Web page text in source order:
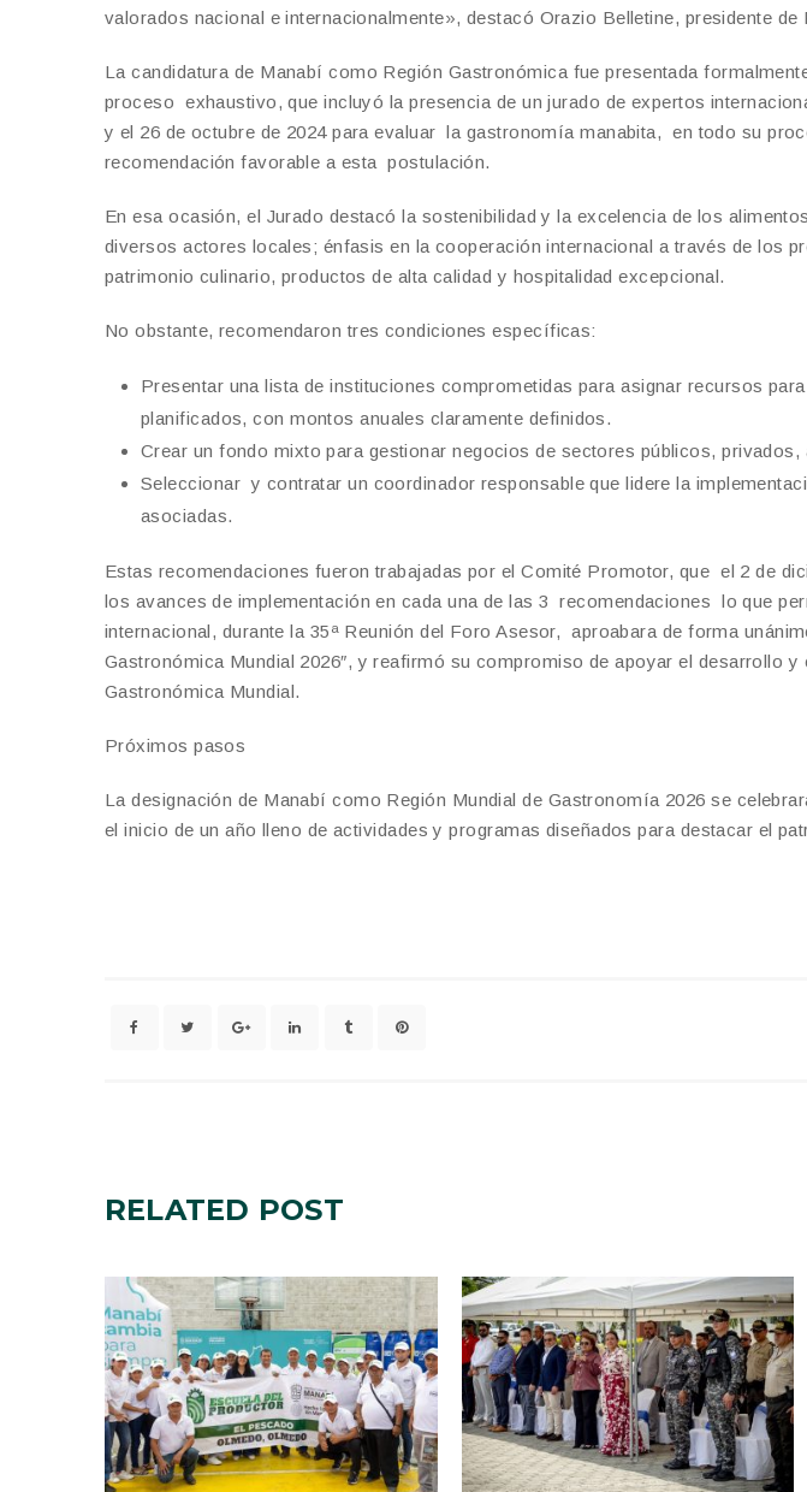
valorados nacional e internacionalmente», destacó Orazio Belletine, presidente de
La candidatura de Manabí como Región Gastronómica fue presentada
proceso exhaustivo, que incluyó la presencia de un jurado de expertos
y el 26 de octubre de 2024 para evaluar la gastronomía manabita, en todo su
recomendación favorable a esta postulación.
En esa ocasión, el Jurado destacó la sostenibilidad y la excelencia de los
diversos actores locales; énfasis en la cooperación internacional a través de los
patrimonio culinario, productos de alta calidad y hospitalidad excepcional.
No obstante, recomendaron tres condiciones específicas:
Presentar una lista de instituciones comprometidas para asignar recursos
planificados, con montos anuales claramente definidos.
Crear un fondo mixto para gestionar negocios de sectores públicos,
Seleccionar y contratar un coordinador responsable que lidere la
asociadas.
Estas recomendaciones fueron trabajadas por el Comité Promotor, que el 2 de
los avances de implementación en cada una de las 3 recomendaciones lo que
internacional, durante la 35ª Reunión del Foro Asesor, aproabara de forma
Gastronómica Mundial 2026″, y reafirmó su compromiso de apoyar el desarrollo
Gastronómica Mundial.
Próximos pasos
La designación de Manabí como Región Mundial de Gastronomía 2026 se
el inicio de un año lleno de actividades y programas diseñados para destacar el
RELATED POST